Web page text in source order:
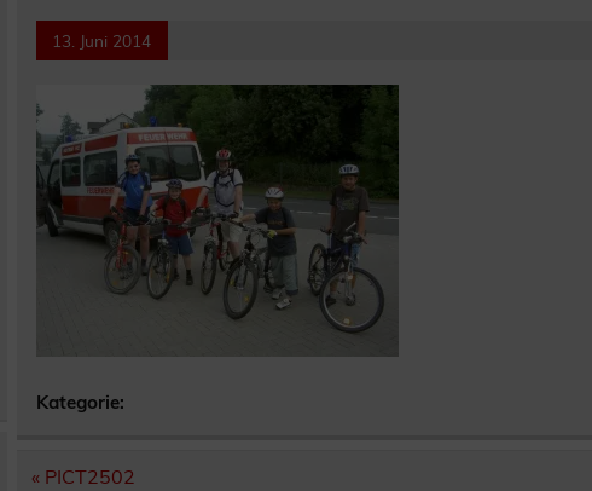
13. Juni 2014
Kategorie:
Beitragsnavigation
« PICT2502